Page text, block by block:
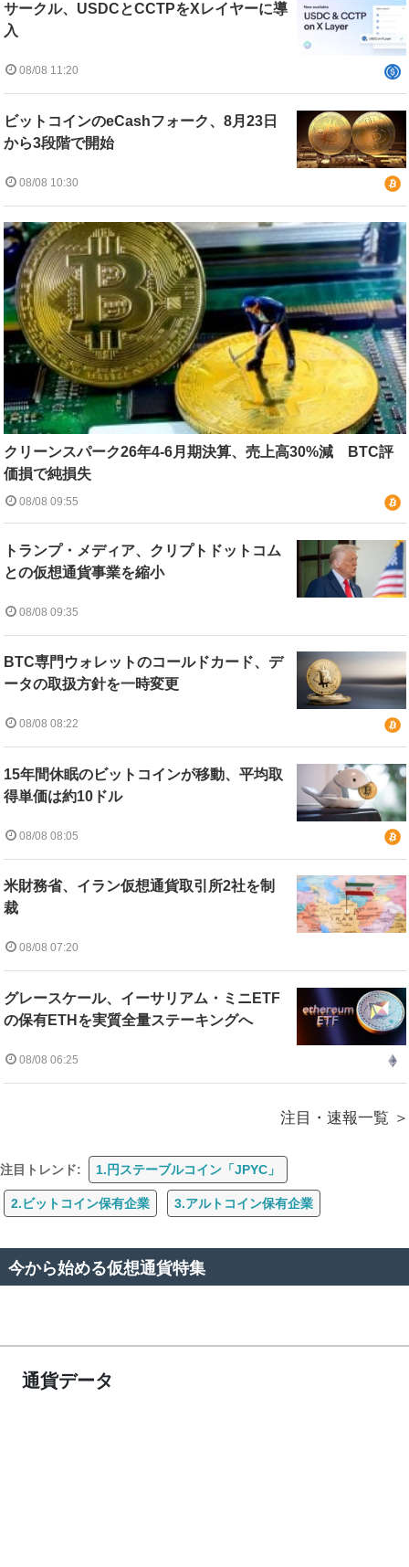
サークル、USDCとCCTPをXレイヤーに導
入
08/08 11:20
ビットコインのeCashフォーク、8月23日
から3段階で開始
08/08 10:30
クリーンスパーク26年4-6月期決算、売上高30%減 BTC評
価損で純損失
08/08 09:55
トランプ・メディア、クリプトドットコム
との仮想通貨事業を縮小
08/08 09:35
BTC専門ウォレットのコールドカード、デ
ータの取扱方針を一時変更
08/08 08:22
15年間休眠のビットコインが移動、平均取
得単価は約10ドル
08/08 08:05
米財務省、イラン仮想通貨取引所2社を制
裁
08/08 07:20
グレースケール、イーサリアム・ミニETF
の保有ETHを実質全量ステーキングへ
08/08 06:25
注目・速報一覧
注目トレンド: 1.円ステーブルコイン「JPYC」
2.ビットコイン保有企業 3.アルトコイン保有企業
今から始める仮想通貨特集
通貨データ